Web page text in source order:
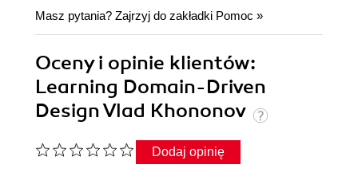
Masz pytania? Zajrzyj do zakładki Pomoc »
Oceny i opinie klientów:
Learning Domain-Driven
Design Vlad Khononov
Dodaj opinię